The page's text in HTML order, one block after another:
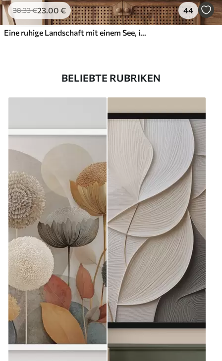
38.33€23.00 € 44
Eine ruhige Landschaft mit einem See, in dessen Hintergrund sich Berge spiegeln, und einem kleinen Boot auf dem ruhigen Wasser
BELIEBTE RUBRIKEN